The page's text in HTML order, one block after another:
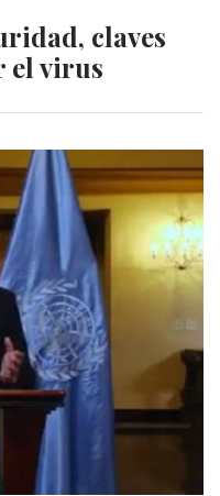
claves
el virus